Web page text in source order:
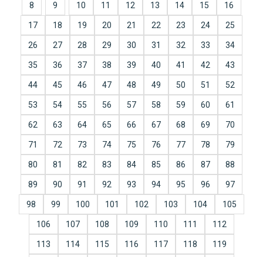
8 9 10 11 12 13 14 15 16
17 18 19 20 21 22 23 24 25
26 27 28 29 30 31 32 33 34
35 36 37 38 39 40 41 42 43
44 45 46 47 48 49 50 51 52
53 54 55 56 57 58 59 60 61
62 63 64 65 66 67 68 69 70
71 72 73 74 75 76 77 78 79
80 81 82 83 84 85 86 87 88
89 90 91 92 93 94 95 96 97
98 99 100 101 102 103 104 105
106 107 108 109 110 111 112
113 114 115 116 117 118 119